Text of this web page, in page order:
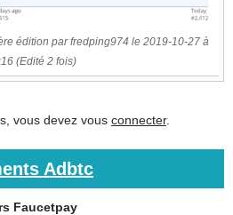
édition par fredping974 le 2019-10-27 à
(Edité 2 fois)
vous devez vous connecter.
Adbtc
Faucetpay